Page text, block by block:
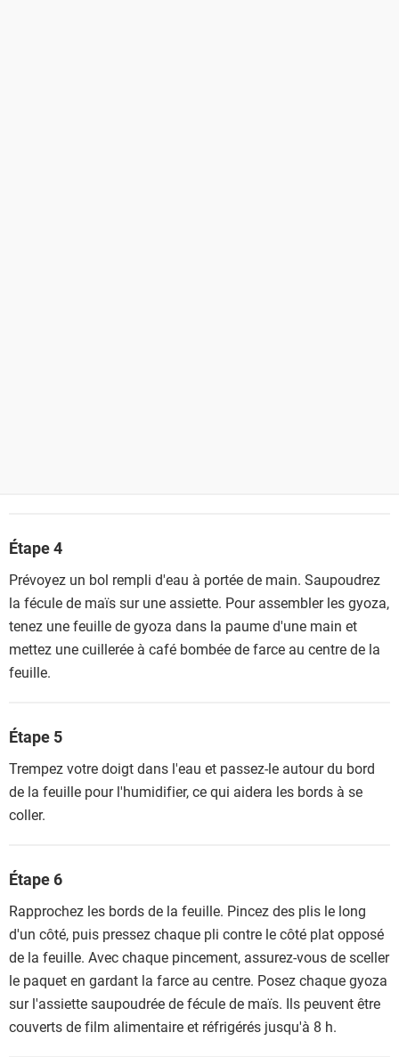
Étape 4
Prévoyez un bol rempli d'eau à portée de main. Saupoudrez
la fécule de maïs sur une assiette. Pour assembler les gyoza,
tenez une feuille de gyoza dans la paume d'une main et
mettez une cuillerée à café bombée de farce au centre de la
feuille.
Étape 5
Trempez votre doigt dans l'eau et passez-le autour du bord
de la feuille pour l'humidifier, ce qui aidera les bords à se
coller.
Étape 6
Rapprochez les bords de la feuille. Pincez des plis le long
d'un côté, puis pressez chaque pli contre le côté plat opposé
de la feuille. Avec chaque pincement, assurez-vous de sceller
le paquet en gardant la farce au centre. Posez chaque gyoza
sur l'assiette saupoudrée de fécule de maïs. Ils peuvent être
couverts de film alimentaire et réfrigérés jusqu'à 8 h.